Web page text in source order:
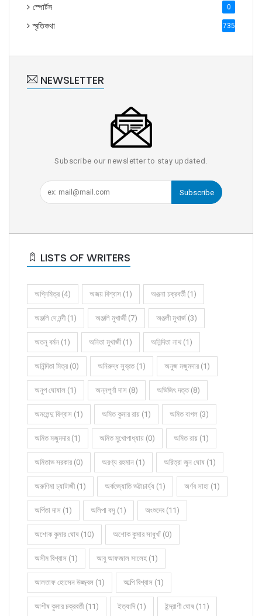
স্পোর্টস 0
স্মৃতিকথা 735
NEWSLETTER
Subscribe our newsletter to stay updated.
Subscribe
LISTS OF WRITERS
অগ্নিমিত্র (4) অজয় বিশ্বাস (1) অঞ্জনা চক্রবর্তী (1)
অঞ্জলি দে নন্দী (1) অঞ্জলি মুখার্জী (7) অঞ্জলী মুখার্জ (3)
অতনু বর্মন (1) অনিতা মুখার্জী (1) অনিন্দিতা নাথ (1)
অনিন্দিতা মিত্র (0) অনিরুদ্ধ সুব্রত (1) অনুজ মজুমদার (1)
অনুপ ঘোষাল (1) অন্নপূর্ণা দাস (8) অভিজিৎ দত্ত (8)
অমলেন্দু বিশ্বাস (1) অমিত কুমার রায় (1) অমিত বাগল (3)
অমিত মজুমদার (1) অমিত মুখোপাধ্যায় (0) অমিত রায় (1)
অমিতাভ সরকার (0) অরণ্য রহমান (1) অরিত্রা জুন ঘোষ (1)
অরুণিমা চ্যাটার্জী (1) অর্কজ্যোতি ভট্টাচার্য্য (1) অর্ণব সাহা (1)
অর্পিতা দাস (1) অলিপা বসু (1) অংশুদেব (11)
অশোক কুমার ঘোষ (10) অশোক কুমার সাধুখাঁ (0)
অসীম বিশ্বাস (1) আবু আফজাল সালেহ (1)
আলতাফ হোসেন উজ্জ্বল (1) আল্পি বিশ্বাস (1)
আশীষ কুমার চক্রবর্তী (11) ইত্যাদি (1) ইন্দ্রাণী ঘোষ (11)